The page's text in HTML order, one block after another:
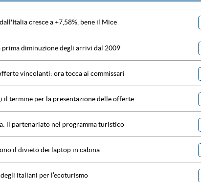
cresce a +7,58%, bene il Mice
prima diminuzione degli arrivi dal 2009
vincolanti: ora tocca ai commissari
il termine per la presentazione delle offerte
il partenariato nel programma turistico
il divieto dei laptop in cabina
italiani per l’ecoturismo